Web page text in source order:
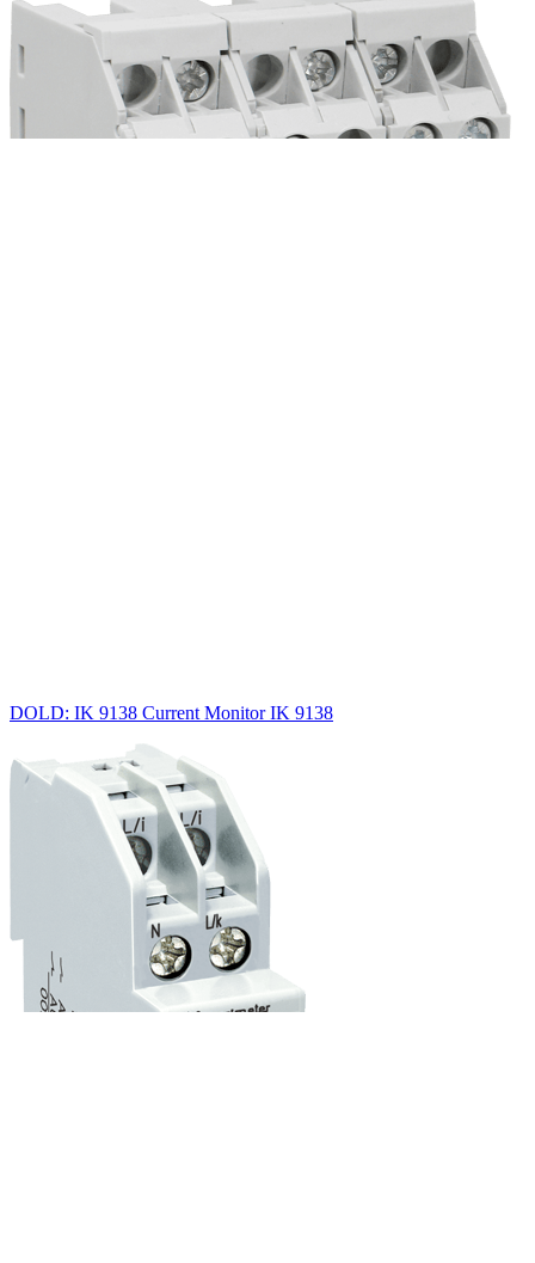
DOLD: IK 9138 Current Monitor IK 9138